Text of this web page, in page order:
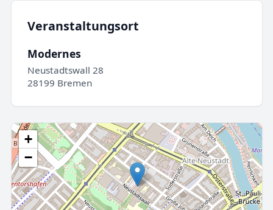
Veranstaltungsort
Modernes
Neustadtswall 28
28199 Bremen
+
−